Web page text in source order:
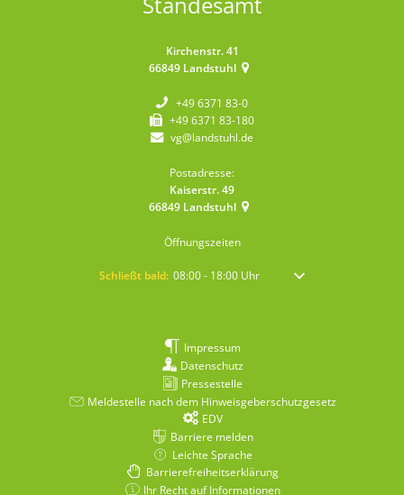
Kirchenstr. 41
66849 Landstuhl
+49 6371 83-0
+49 6371 83-180
vg@landstuhl.de
Postadresse:
Kaiserstr. 49
66849 Landstuhl
Öffnungszeiten
Klicken, um weitere Öffnungs- oder Schließzeiten
Schließt bald: 08:00- 18:00 Uhr Von 08:00 bis 18:00 Uhr
Impressum
Datenschutz
Pressestelle
Meldestelle nach dem Hinweisgeberschutzgesetz
EDV
Barriere melden
Leichte Sprache
Barrierefreiheitserklärung
Ihr Recht auf Informationen